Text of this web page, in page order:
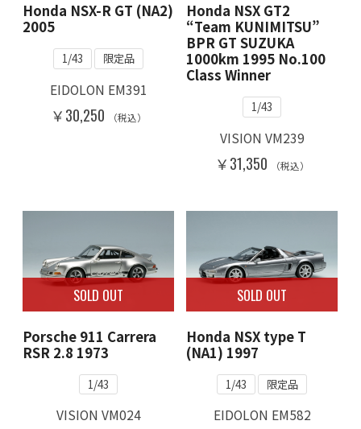
Honda NSX-R GT (NA2)
2005
1/43 限定品
EIDOLON EM391
￥30,250 （税込）
Honda NSX GT2
“Team KUNIMITSU”
BPR GT SUZUKA
1000km 1995 No.100
Class Winner
1/43
VISION VM239
￥31,350 （税込）
SOLD OUT
Porsche 911 Carrera
RSR 2.8 1973
1/43
VISION VM024
SOLD OUT
Honda NSX type T
(NA1) 1997
1/43 限定品
EIDOLON EM582